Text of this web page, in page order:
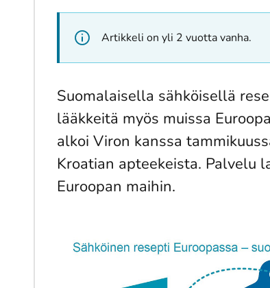
Artikkeli on yli 2 vuotta vanha.
Suomalaisella sähköisellä
lääkkeitä myös muissa
alkoi Viron kanssa
Kroatian apteekeista. Palvelu
Euroopan maihin.